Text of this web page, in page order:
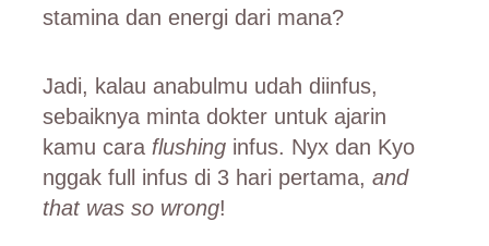
stamina dan energi dari mana?
Jadi, kalau anabulmu udah diinfus,
sebaiknya minta dokter untuk ajarin
kamu cara flushinginfus. Nyx dan Kyo
nggak full infus di 3 hari pertama, and
that was so wrong!